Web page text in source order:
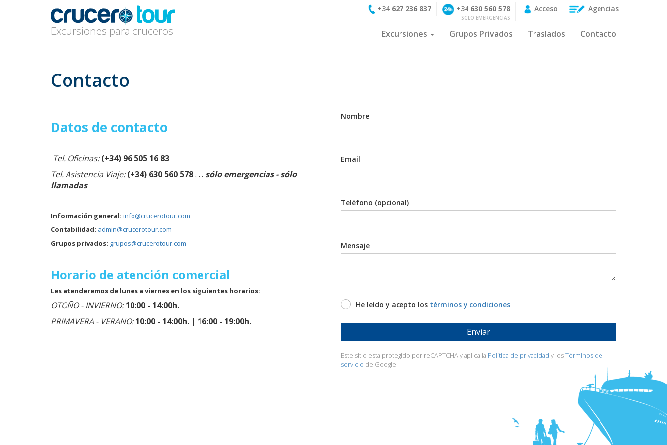
Excursiones para cruceros
+34 627 236 837 +34 630 560 578
SOLO EMERGENCIAS
Acceso Agencias
Excursiones Grupos Privados Traslados Contacto
Contacto
Datos de contacto
Tel. Oficinas:(+34) 96 505 16 83
Tel. Asistencia Viaje:(+34) 630 560 578. . . sólo emergencias - sólo
llamadas
Información general: info@crucerotour.com
Contabilidad: admin@crucerotour.com
Grupos privados: grupos@crucerotour.com
Horario de atención comercial
Les atenderemos de lunes a viernes en los siguientes horarios:
OTOÑO - INVIERNO:10:00 - 14:00h.
PRIMAVERA - VERANO: 10:00 - 14:00h. | 16:00 - 19:00h.
Nombre
Email
Teléfono (opcional)
Mensaje
He leído y acepto los términos y condiciones
Este sitio esta protegido por reCAPTCHA y aplica la Política de privacidad y losTérminos de
servicio de Google.